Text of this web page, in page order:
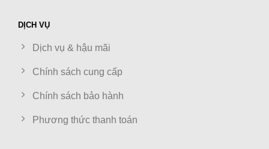
DỊCH VỤ
Dịch vụ & hậu mãi
Chính sách cung cấp
Chính sách bảo hành
Phương thức thanh toán